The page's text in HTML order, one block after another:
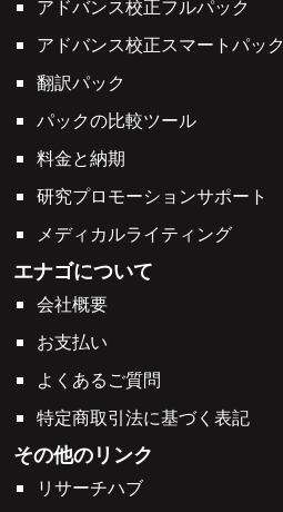
アドバンス校正フルパック
アドバンス校正スマートパック
翻訳パック
パックの比較ツール
料金と納期
研究プロモーションサポート
メディカルライティング
エナゴについて
会社概要
お支払い
よくあるご質問
特定商取引法に基づく表記
その他のリンク
リサーチハブ